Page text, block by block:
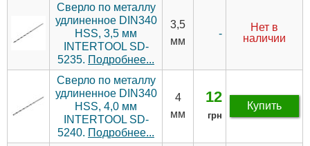
Сверло по металлу
удлиненное DIN340
HSS, 3,5 мм
INTERTOOL SD-
5235. Подробнее...
3,5
мм
-
Нет в
наличии
Сверло по металлу
удлиненное DIN340
HSS, 4,0 мм
INTERTOOL SD-
5240. Подробнее...
4
мм
12
грн
Купить